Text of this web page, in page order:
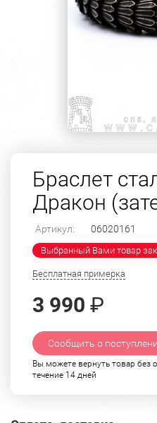
Браслет
Дракон
Артикул: 06020161
Выбранный Вами товар
Бесплатная примерка
3 990 ₽
Сообщить о
Вы можете вернуть товар без
течение 14 дней